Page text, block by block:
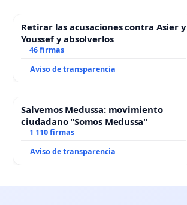
Retirar las acusaciones contra Asier y
Youssef y absolverlos
46 firmas
Aviso de transparencia
Salvemos Medussa: movimiento
ciudadano "Somos Medussa"
1 110 firmas
Aviso de transparencia